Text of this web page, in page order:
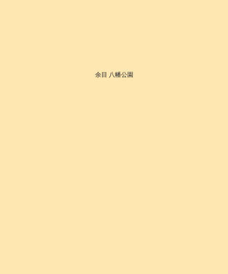
余目 八幡公園